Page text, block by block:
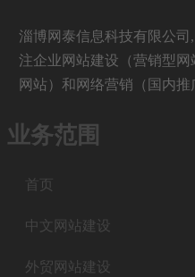
淄博网泰信息科技有限公
注企业网站建设（营销型网
网站）和网络营销（国内推
业务范围
首页
中文网站建设
外贸网站建设